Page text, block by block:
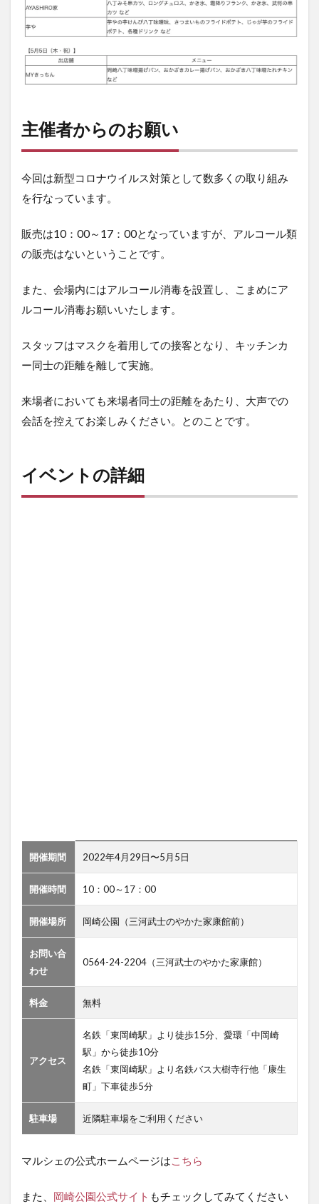
主催者からのお願い
今回は新型コロナウイルス対策として数多くの取り組み
を行なっています。
販売は10：00～17：00となっていますが、アルコール類
の販売はないということです。
また、会場内にはアルコール消毒を設置し、こまめにア
ルコール消毒お願いいたします。
スタッフはマスクを着用しての接客となり、キッチンカ
ー同士の距離を離して実施。
来場者においても来場者同士の距離をあたり、大声での
会話を控えてお楽しみください。とのことです。
イベントの詳細
開催期間 2022年4月29日〜5月5日
開催時間 10：00～17：00
開催場所 岡崎公園（三河武士のやかた家康館前）
お問い合
わせ
0564-24-2204（三河武士のやかた家康館）
料金 無料
アクセス
名鉄「東岡崎駅」より徒歩15分、愛環「中岡崎
駅」から徒歩10分
名鉄「東岡崎駅」より名鉄バス大樹寺行他「康生
町」下車徒歩5分
駐車場 近隣駐車場をご利用ください
マルシェの公式ホームページはこちら
また、 岡崎公園公式サイト もチェックしてみてください